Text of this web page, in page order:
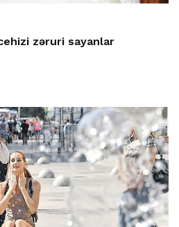
zəruri sayanlar